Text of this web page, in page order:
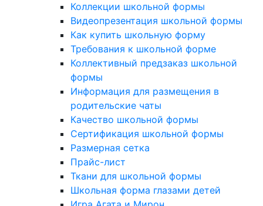
Коллекции школьной формы
Видеопрезентация школьной формы
Как купить школьную форму
Требования к школьной форме
Коллективный предзаказ школьной
формы
Информация для размещения в
родительские чаты
Качество школьной формы
Сертификация школьной формы
Размерная сетка
Прайс-лист
Ткани для школьной формы
Школьная форма глазами детей